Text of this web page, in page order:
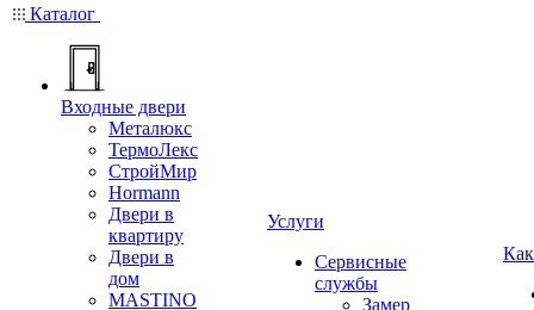
Каталог
Входные двери
Металюкс
ТермоЛекс
СтройМир
Hormann
Двери в
квартиру
Двери в
дом
MASTINO
Услуги
Сервисные
службы
Замер